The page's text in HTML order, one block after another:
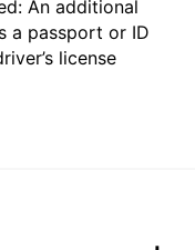
An additional
a passport or ID
license